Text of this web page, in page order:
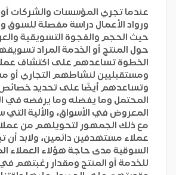
عندما تجري المؤسسات والشركات
ورواد الأعمال دراسة مفصلة للسوق
حيث الحجم والفجوة التسويقية
حول المنتج أو الخدمة المراد
الخطوة تساعدهم على اكتشاف
ومستقبليين لنشاطهم التجاري أو
وتساعدهم أيضًا على تحديد
المحتمل وما يفضله وما يرفضه في
المعروض في الأسواق، والألية التي
مع ذلك الجمهور لتحويلهم من
عملاء مستهدفين دائمين، ولابد أن
السوقية مدى حاجة هؤلاء العملاء
للخدمة أو المنتج ومقدار رغبتهم